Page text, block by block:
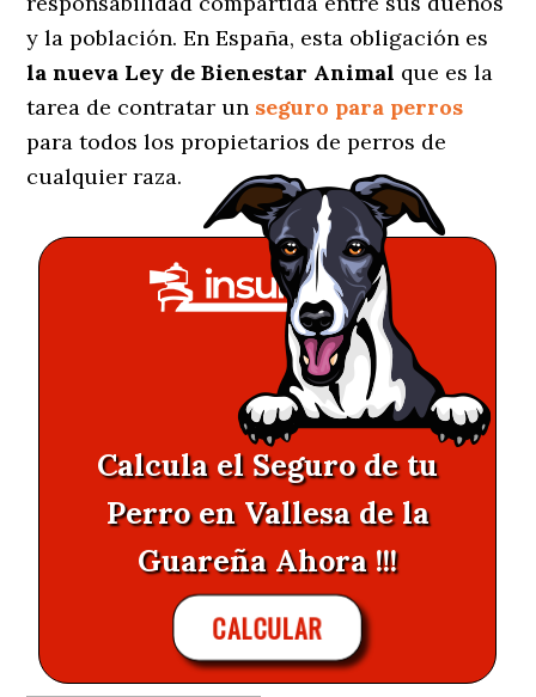
y la población. En España, esta obligación es
la nueva Ley de Bienestar Animal que es la
tarea de contratar un seguro para perros
para todos los propietarios de perros de
cualquier raza.
Calcula el Seguro de tu
Perro en Vallesa de la
Guareña Ahora !!!
CALCULAR